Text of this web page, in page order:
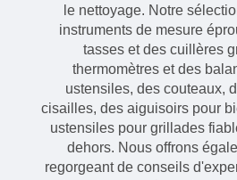
le nettoyage. Notre
instruments de mesure
tasses et des cuillères
thermomètres et des
ustensiles, des couteaux,
cisailles, des aiguisoirs pour
ustensiles pour grillades
dehors. Nous offrons
regorgeant de conseils